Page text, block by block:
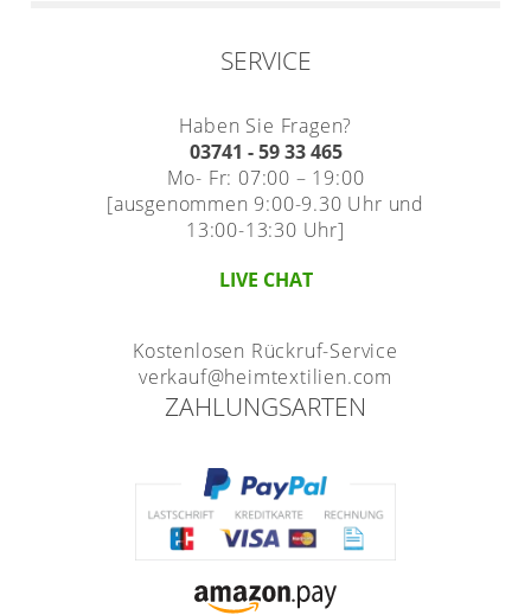
SERVICE
Haben Sie Fragen?
03741 - 59 33 465
Mo- Fr: 07:00 – 19:00
[ausgenommen 9:00-9.30 Uhr und
13:00-13:30 Uhr]
LIVE CHAT
Kostenlosen Rückruf-Service
verkauf@heimtextilien.com
ZAHLUNGSARTEN